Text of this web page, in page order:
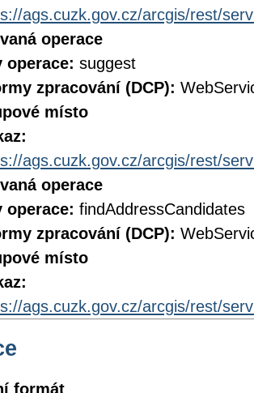
ags.cuzk.gov.cz/arcgis/rest/
operace
operace: suggest
zpracování (DCP):
místo
ags.cuzk.gov.cz/arcgis/rest/
operace
operace: findAddressCandidates
zpracování (DCP):
místo
ags.cuzk.gov.cz/arcgis/rest/
formát